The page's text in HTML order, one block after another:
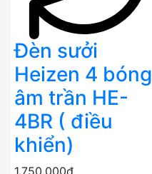
Đèn sưởi
Heizen 4 bóng
âm trần HE-
4BR ( điều
khiển)
1.750.000₫